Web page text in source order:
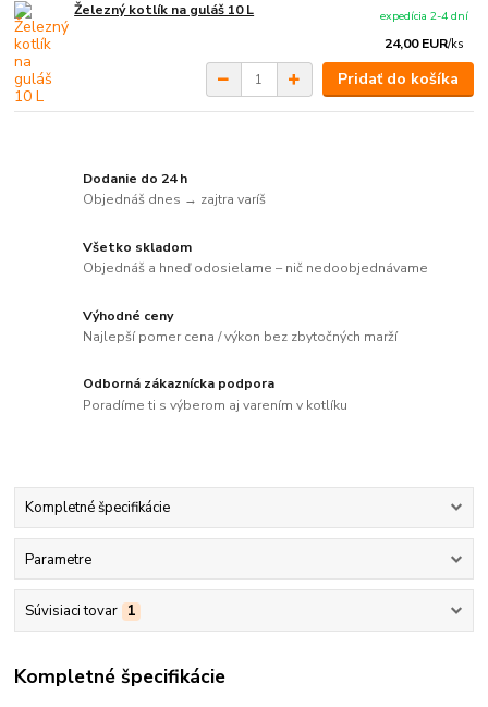
Železný kotlík na guláš 10 L
24,00 EUR/ks
expedícia 2-4 dní
Pridať do košíka
Dodanie do 24 h
Objednáš dnes → zajtra varíš
Všetko skladom
Objednáš a hneď odosielame – nič nedoobjednávame
Výhodné ceny
Najlepší pomer cena / výkon bez zbytočných marží
Odborná zákaznícka podpora
Poradíme ti s výberom aj varením v kotlíku
Kompletné špecifikácie
Parametre
Súvisiaci tovar 1
Kompletné špecifikácie